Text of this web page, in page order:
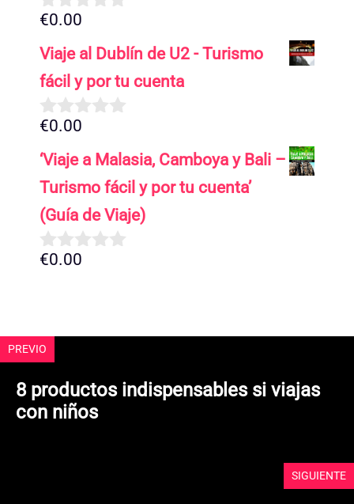
0
e
5
€0.00
Viaje al Dublín de U2 - Turismo
fácil y por tu cuenta
0
e
5
€0.00
‘Viaje a Malasia, Camboya y Bali –
Turismo fácil y por tu cuenta’
(Guía de Viaje)
0
€0.00
PREVIO
8 productos indispensables si viajas
con niños
SIGUIENTE